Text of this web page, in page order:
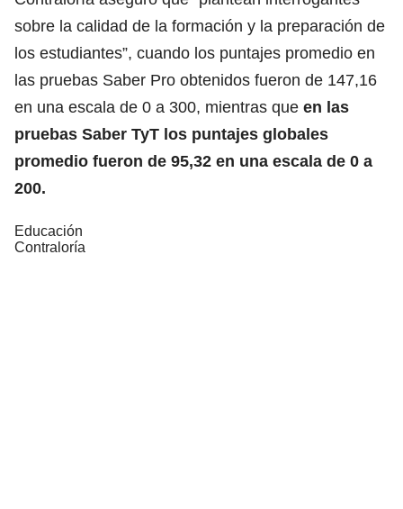
sobre la calidad de la formación y la preparación de
los estudiantes”, cuando los puntajes promedio en
las pruebas Saber Pro obtenidos fueron de 147,16
en una escala de 0 a 300, mientras que en las
pruebas Saber TyT los puntajes globales
promedio fueron de 95,32 en una escala de 0 a
200.
Educación
Contraloría